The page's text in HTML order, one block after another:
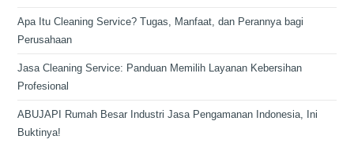
Apa Itu Cleaning Service? Tugas, Manfaat, dan Perannya bagi
Perusahaan
Jasa Cleaning Service: Panduan Memilih Layanan Kebersihan
Profesional
ABUJAPI Rumah Besar Industri Jasa Pengamanan Indonesia, Ini
Buktinya!